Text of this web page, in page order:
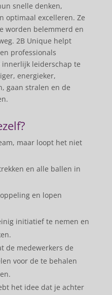
snelle denken,
optimaal excelleren. Ze
worden belemmerd en
2B Unique helpt
professionals
leiderschap te
energieker,
gaan stralen en de
maar loopt het niet
en alle ballen in
en lopen
initiatief te nemen en
de medewerkers de
voor de te behalen
het idee dat je achter